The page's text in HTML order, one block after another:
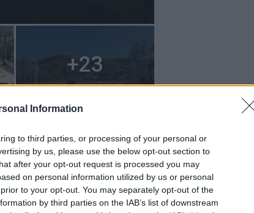
Information
to third parties, or processing of your personal or
by us, please use the below opt-out section to
after your opt-out request is processed you may
on personal information utilized by us or personal
to your opt-out. You may separately opt-out of the
by third parties on the IAB’s list of downstream
Krievijas aktīvu izmantošanai
viņi vienmēr atradīs